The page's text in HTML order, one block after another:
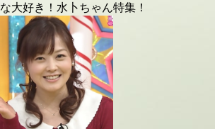
大好き！水卜ちゃん特集！